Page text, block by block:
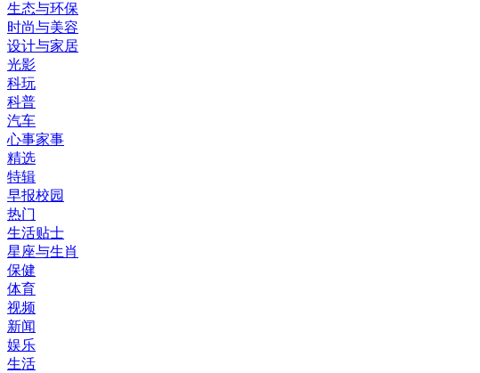
生态与环保
时尚与美容
设计与家居
光影
科玩
科普
汽车
心事家事
精选
特辑
早报校园
热门
生活贴士
星座与生肖
保健
体育
视频
新闻
娱乐
生活